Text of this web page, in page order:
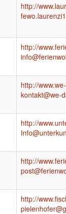
http://
http://
http://
kontakt@we-
http://
http://
http://